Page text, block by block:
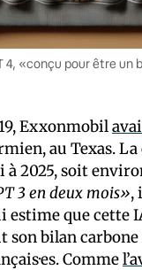
«conçu pour être un
Exxonmobil
au Texas.
2025, soit
3 en deux mois»,
estime que cette
bilan carbone
Comme